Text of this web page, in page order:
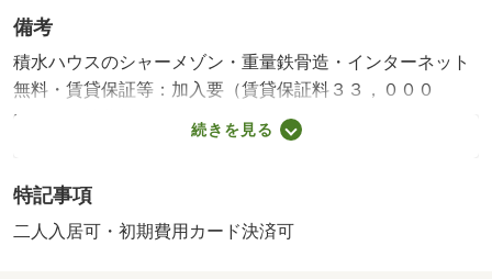
備考
積水ハウスのシャーメゾン・重量鉄骨造・インターネット
無料・賃貸保証等：加入要（賃貸保証料３３，０００
円）・維持費等：シャーメゾンライフサポート１，３２０
円／月・家賃保証料２，０４６円／月・【関西本線 奈
す。高遮音床システムシャイド５５を採用し上階からの衝
撃音を一般的な賃貸住宅の約１／２に低減します。インタ
続きを見る
特記事項
二人入居可・初期費用カード決済可